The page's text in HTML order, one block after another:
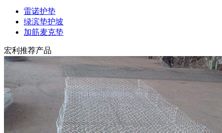
雷诺护垫
绿滨垫护坡
加筋麦克垫
宏利推荐产品